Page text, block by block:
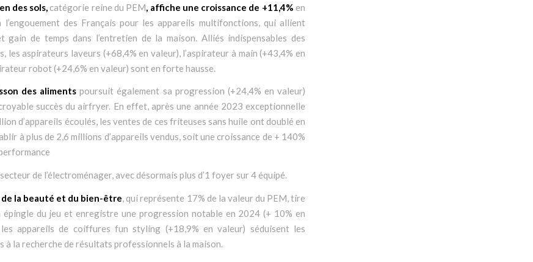
des sols, catégorie reine du PEM, affiche une croissance de +11,4% en
des Français pour les appareils multifonctions, qui allient
gain de temps dans l’entretien de la maison. Alliés indispensables des
les aspirateurs laveurs (+68,4% en valeur), l’aspirateur à main (+43,4% en
robot (+24,6% en valeur) sont en forte hausse.
des alimentspoursuit également sa progression (+24,4% en valeur)
succès du airfryer. En effet, après une année 2023 exceptionnelle
d’appareils écoulés, les ventes de ces friteuses sans huile ont doublé en
à plus de 2,6 millions d’appareils vendus, soit une croissance de + 140%
de l’électroménager, avec désormais plus d’1 foyer sur 4 équipé.
la beauté et du bien-être, qui représente 17% de la valeur du PEM, tire
épingle du jeu et enregistre une progression notable en 2024 (+ 10% en
appareils de coiffures fun styling (+18,9% en valeur) séduisent les
à la recherche de résultats professionnels à la maison.